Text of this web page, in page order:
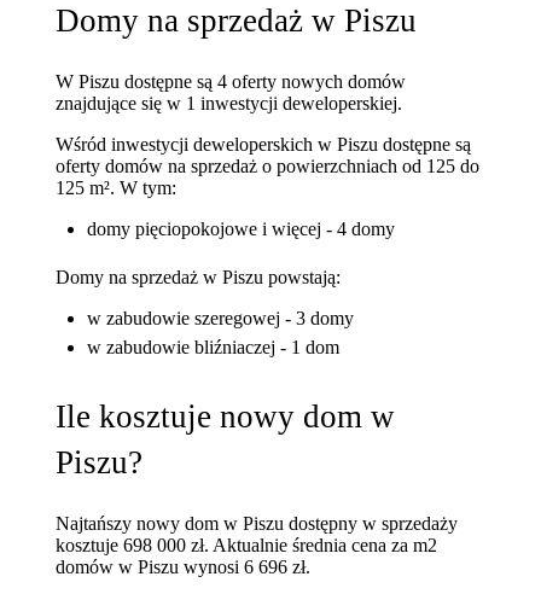
Domy na sprzedaż w Piszu
W Piszu dostępne są 4 oferty nowych domów
znajdujące się w 1 inwestycji deweloperskiej.
Wśród inwestycji deweloperskich w Piszu dostępne są
oferty domów na sprzedaż o powierzchniach od 125 do
125 m². W tym:
domy pięciopokojowe i więcej - 4 domy
Domy na sprzedaż w Piszu powstają:
w zabudowie szeregowej - 3 domy
w zabudowie bliźniaczej - 1 dom
Ile kosztuje nowy dom w
Piszu?
Najtańszy nowy dom w Piszu dostępny w sprzedaży
kosztuje 698 000 zł. Aktualnie średnia cena za m2
domów w Piszu wynosi 6 696 zł.